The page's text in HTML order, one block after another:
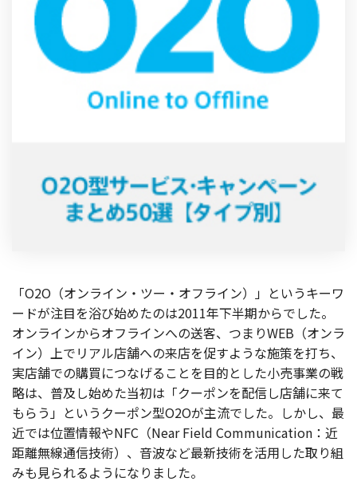
通販受注対応
ECと通販の連動を可能に
EC運用支援
スクラッチ開発
内製化支援
補助金活用支援
お役立ち記事
03-6432-0346
お問い合わせ
「O2O（オンライン・ツー・オフライン）」というキーワ
ードが注目を浴び始めたのは2011年下半期からでした。
オンラインからオフラインへの送客、つまりWEB（オンラ
イン）上でリアル店舗への来店を促すような施策を打ち、
実店舗での購買につなげることを目的とした小売事業の戦
略は、普及し始めた当初は「クーポンを配信し店舗に来て
もらう」というクーポン型O2Oが主流でした。しかし、最
近では位置情報やNFC（Near Field Communication：近
距離無線通信技術）、音波など最新技術を活用した取り組
みも見られるようになりました。